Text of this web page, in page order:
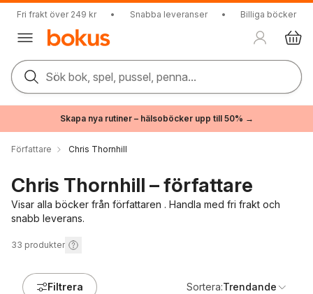
Fri frakt över 249 kr • Snabba leveranser • Billiga böcker
Sök bok, spel, pussel, penna...
Skapa nya rutiner – hälsoböcker upp till 50% →
Författare Chris Thornhill
Chris Thornhill – författare
Visar alla böcker från författaren . Handla med fri frakt och
snabb leverans.
33 produkter
Filtrera Sortera:Trendande